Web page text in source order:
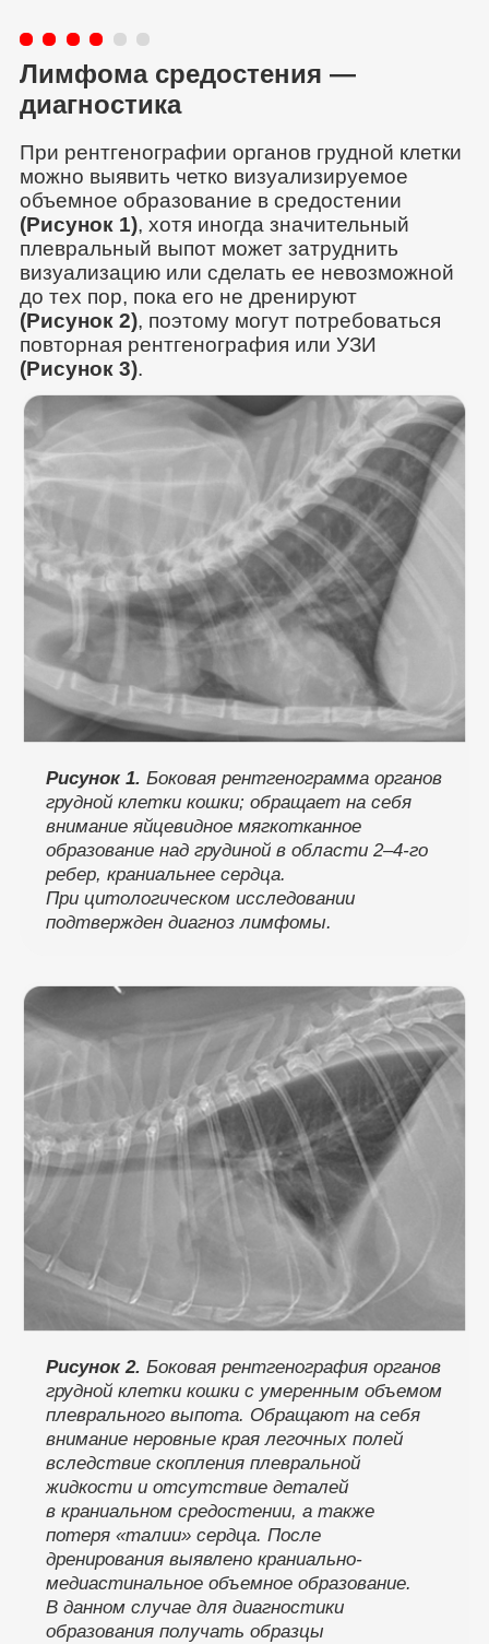
Лимфома средостения —
диагностика
При рентгенографии органов грудной клетки
можно выявить четко визуализируемое
объемное образование в средостении
(Рисунок 1), хотя иногда значительный
плевральный выпот может затруднить
визуализацию или сделать ее невозможной
до тех пор, пока его не дренируют
(Рисунок 2), поэтому могут потребоваться
повторная рентгенография или УЗИ
(Рисунок 3).
Рисунок 1. Боковая рентгенограмма органов
грудной клетки кошки; обращает на себя
внимание яйцевидное мягкотканное
образование над грудиной в области 2–4-го
ребер, краниальнее сердца.
При цитологическом исследовании
подтвержден диагноз лимфомы.
Рисунок 2. Боковая рентгенография органов
грудной клетки кошки с умеренным объемом
плеврального выпота. Обращают на себя
внимание неровные края легочных полей
вследствие скопления плевральной
жидкости и отсутствие деталей
в краниальном средостении, а также
потеря «талии» сердца. После
дренирования выявлено краниально-
медиастинальное объемное образование.
В данном случае для диагностики
образования получать образцы